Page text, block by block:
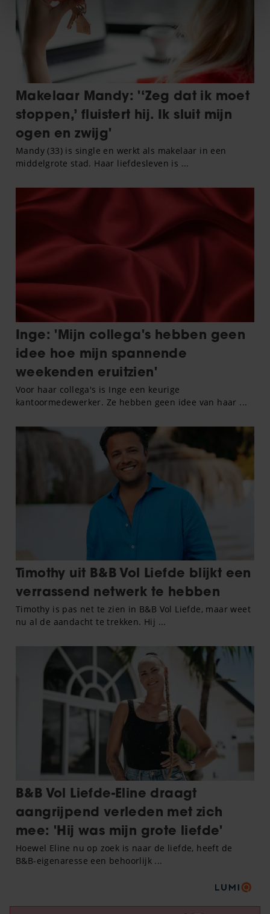
We gebruiken cookies om content en advertenties te
personaliseren, om functies voor social media te bieden
en om ons websiteverkeer te analyseren. Ook delen we
informatie over uw gebruik van onze site met onze
partners voor social media, adverteren en analyse. Deze
partners kunnen deze gegevens combineren met andere
informatie die u aan ze heeft verstrekt of die ze hebben
verzameld op basis van uw gebruik van hun services. U
gaat akkoord met onze cookies als u onze website blijft
gebruiken.